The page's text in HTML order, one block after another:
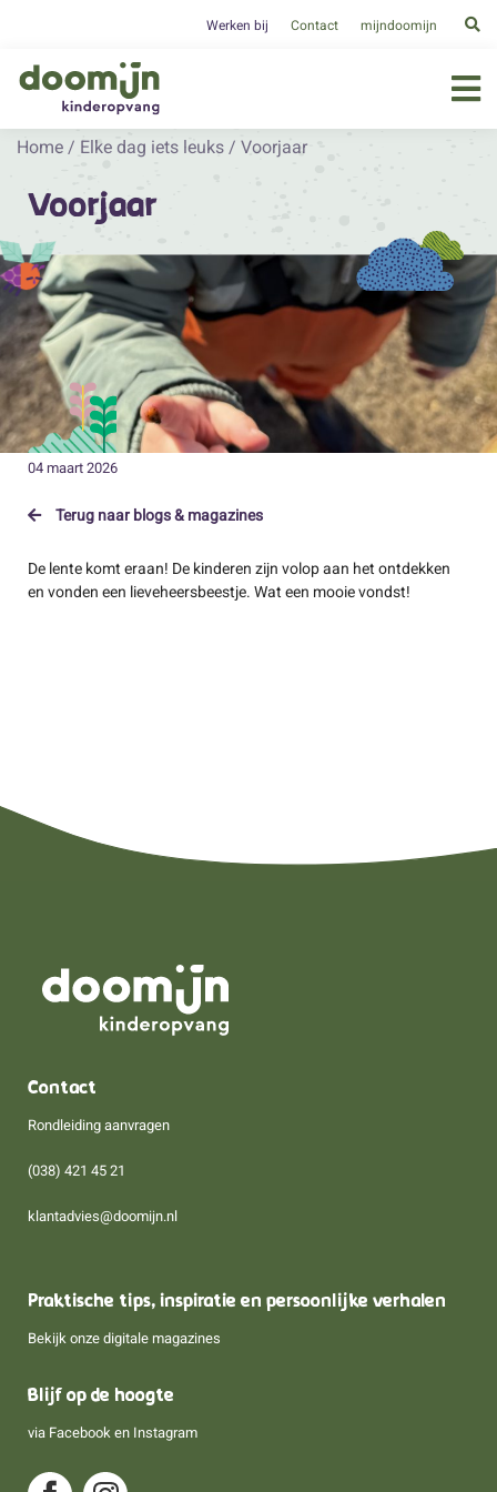
Werken bij Contact mijndoomijn
Home / Elke dag iets leuks / Voorjaar
Voorjaar
04 maart 2026
Terug naar blogs & magazines
De lente komt eraan! De kinderen zijn volop aan het ontdekken
en vonden een lieveheersbeestje. Wat een mooie vondst!
Contact
Rondleiding aanvragen
(038) 421 45 21
klantadvies@doomijn.nl
Praktische tips, inspiratie en persoonlijke verhalen
Bekijk onze digitale magazines
Blijf op de hoogte
via Facebook en Instagram